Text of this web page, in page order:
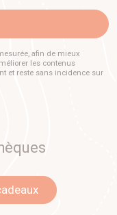
afin de mieux
les contenus
et reste sans incidence sur